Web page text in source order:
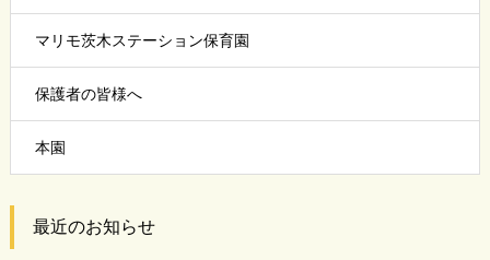
マリモ茨木ステーション保育園
保護者の皆様へ
本園
最近のお知らせ